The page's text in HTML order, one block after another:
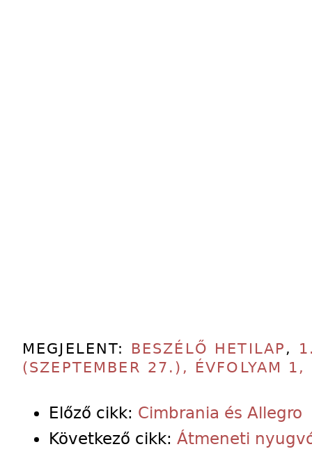
MEGJELENT: BESZÉLŐ HETILAP ,
(SZEPTEMBER 27.), ÉVFOLYAM
Előző cikk: Cimbrania és Allegro
Következő cikk: Átmeneti